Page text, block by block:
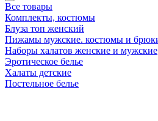
Все товары
Комплекты, костюмы
Блуза топ женский
Пижамы мужские. костюмы и
Наборы халатов женские и мужские
Эротическое белье
Халаты детские
Постельное белье